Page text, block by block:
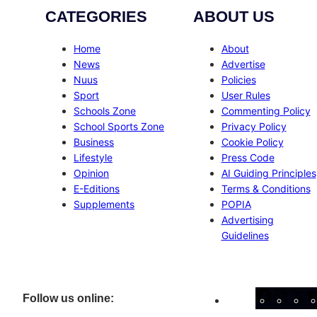
CATEGORIES
Home
News
Nuus
Sport
Schools Zone
School Sports Zone
Business
Lifestyle
Opinion
E-Editions
Supplements
ABOUT US
About
Advertise
Policies
User Rules
Commenting Policy
Privacy Policy
Cookie Policy
Press Code
AI Guiding Principles
Terms & Conditions
POPIA
Advertising
Guidelines
Follow us online: Facebook
X